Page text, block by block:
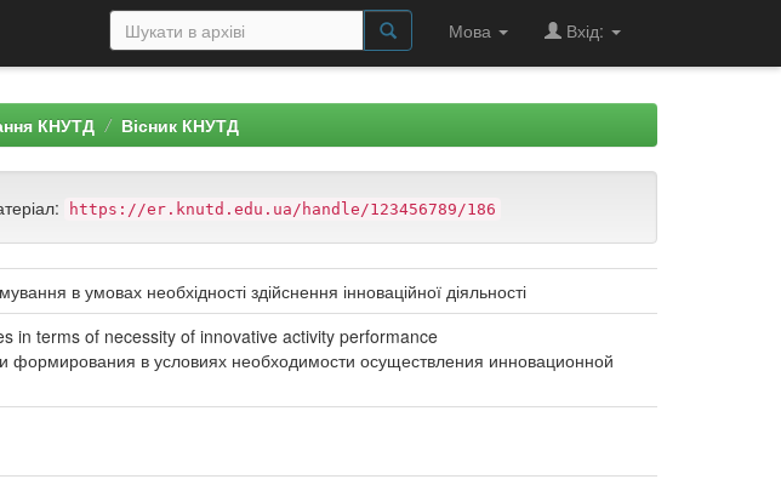
Мова Вхід:
КНУТД Вісник КНУТД
https://er.knutd.edu.ua/handle/123456789/186
в умовах необхідності здійснення інноваційної діяльності
in terms of necessity of innovative activity performance
формирования в условиях необходимости осуществления инновационной